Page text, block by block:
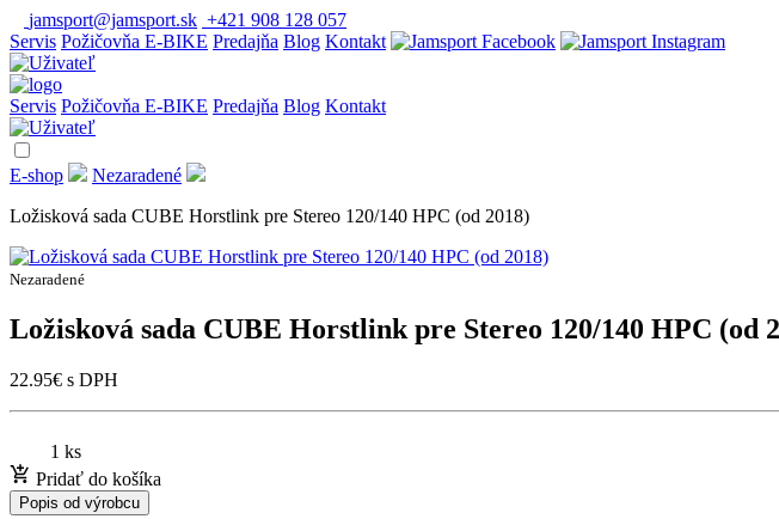
jamsport@jamsport.sk +421 908 128 057
Servis Požičovňa E-BIKE Predajňa Blog Kontakt
Servis Požičovňa E-BIKE Predajňa Blog Kontakt
E-shop
Nezaradené
Ložisková sada CUBE Horstlink pre Stereo 120/140 HPC (od 2018)
Nezaradené
Ložisková sada CUBE Horstlink pre Stereo 120/140 HPC (od
22.95€ s DPH
1 ks
Pridať do košíka
Popis od výrobcu